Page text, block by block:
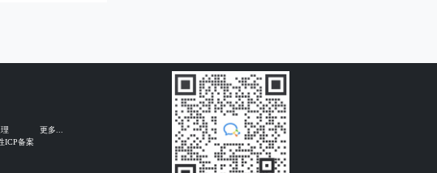
更多...
ICP备案